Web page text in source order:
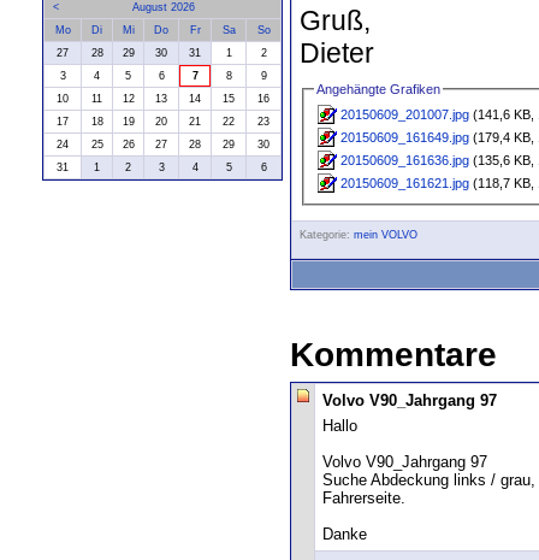
Gruß,
Dieter
Angehängte Grafiken
20150609_201007.jpg (141,6 KB,
20150609_161649.jpg (179,4 KB,
20150609_161636.jpg (135,6 KB,
20150609_161621.jpg (118,7 KB,
Kategorie: mein VOLVO
Kommentare
Volvo V90_Jahrgang 97
Hallo
Volvo V90_Jahrgang 97
Suche Abdeckung links / grau,
Fahrerseite.
Danke
<
August 2026
Mo
Di Mi Do Fr Sa
So
27
28 29 30 31 1
2
3
4 5 6 7 8
9
10
11 12 13 14 15
16
17
18 19 20 21 22
23
24
25 26 27 28 29
30
31
1 2 3 4 5 6